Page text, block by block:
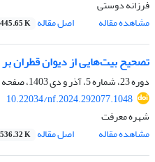
فرزانه دوستی
مشاهده مقاله
اصل مقاله 445.65 K
تصحیح بیت‌هایی از دیوان قطران
دوره 23، شماره 5، آذر و دی 1403، صفحه
10.22034/nf.2024.292077.1048
شهره معرفت
مشاهده مقاله
اصل مقاله 536.32 K